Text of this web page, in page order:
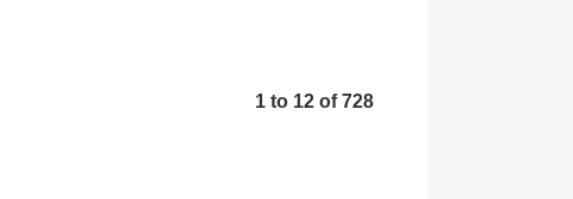
1 to 12 of 728